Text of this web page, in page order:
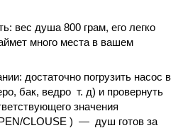
вес душа 800 грам, его легко
много места в вашем
достаточно погрузить насос в
бак, ведро т. д) и провернуть
значения
CLOUSE ) — душ готов за